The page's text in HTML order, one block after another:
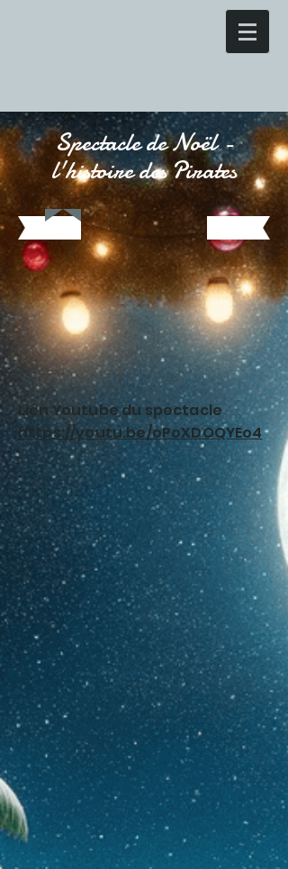
Spectacle de Noël -
l'histoire des Pirates
Lien Youtube du spectacle
https://youtu.be/oPoXDOQYEo4